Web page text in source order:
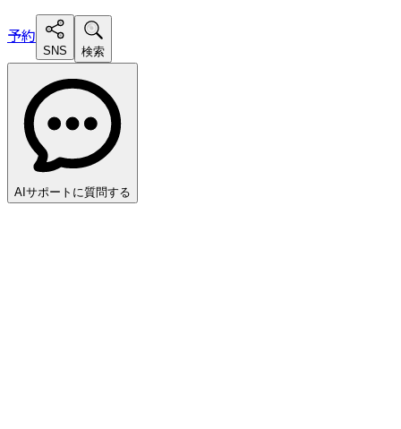
予約
SNS 検索
AIサポートに質問する